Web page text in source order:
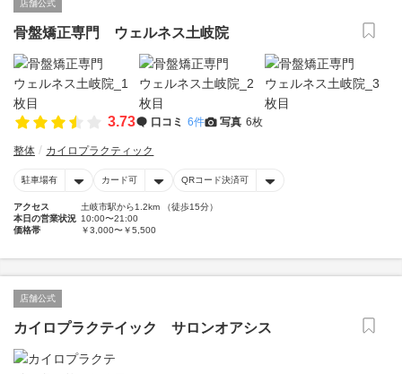
店舗公式
骨盤矯正専門 ウェルネス土岐院
3.73 口コミ 6件 写真 6枚
整体 カイロプラクティック
駐車場有 カード可 QRコード決済可
アクセス
土岐市駅から1.2km （徒歩15分）
本日の営業状況 10:00〜21:00
価格帯
￥3,000〜￥5,500
店舗公式
カイロプラクテイック サロンオアシス